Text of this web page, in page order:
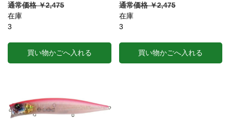
通常価格 ￥2,475
在庫
3
買い物かごへ入れる
通常価格 ￥2,475
在庫
3
買い物かごへ入れる